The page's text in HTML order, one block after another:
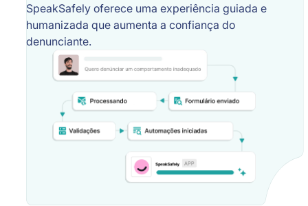
SpeakSafely oferece uma experiência guiada e
humanizada que aumenta a confiança do
denunciante.